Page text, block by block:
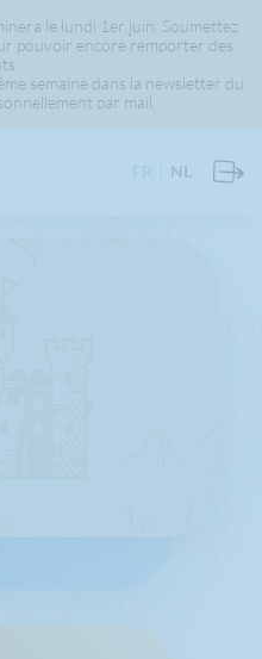
le lundi 1er juin. Soumettez
pouvoir encore remporter des
semaine dans la newsletter du
par mail.
NL